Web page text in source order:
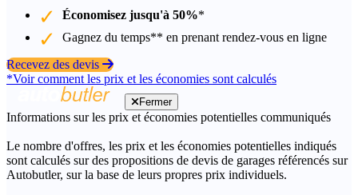
Économisez jusqu'à 50%*
Gagnez du temps** en prenant rendez-vous en ligne
Recevez des devis
*Voir comment les prix et les économies sont calculés
Fermer
Informations sur les prix et économies potentielles communiqués
Le nombre d'offres, les prix et les économies potentielles indiqués
sont calculés sur des propositions de devis de garages référencés sur
Autobutler, sur la base de leurs propres prix individuels.